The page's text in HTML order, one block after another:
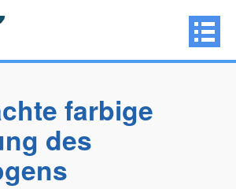
farbige
des